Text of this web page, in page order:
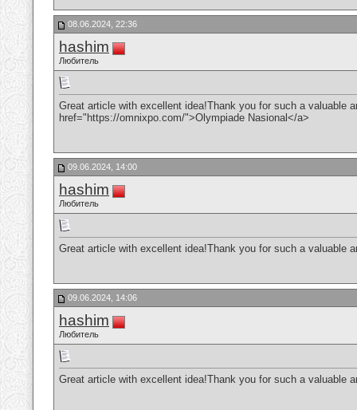
08.06.2024, 22:36
hashim
Любитель
Great article with excellent idea!Thank you for such a valuable
href="https://omnixpo.com/">Olympiade Nasional</a>
09.06.2024, 14:00
hashim
Любитель
Great article with excellent idea!Thank you for such a valuable
09.06.2024, 14:06
hashim
Любитель
Great article with excellent idea!Thank you for such a valuable